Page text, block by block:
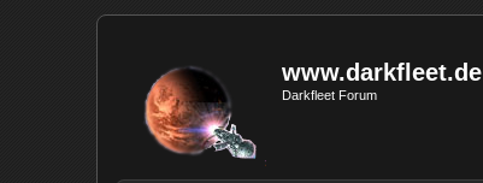
www.darkfleet.de
Darkfleet Forum